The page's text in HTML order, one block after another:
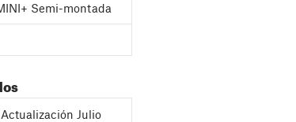
Semi-montada
Julio